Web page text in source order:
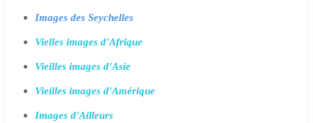
Images des Seychelles
Vielles images d'Afrique
Vieilles images d'Asie
Vieilles images d'Amérique
Images d'Ailleurs